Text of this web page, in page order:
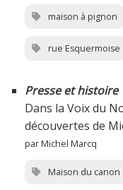
maison à pignon
rue Esquermoise
Presse et histoire
Dans la Voix du
découvertes de
par Michel Marcq
Maison du canon